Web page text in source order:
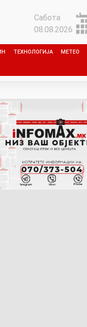
Сабота
08.08.2026
ТЕХНОЛОГИЈА МЕТЕО